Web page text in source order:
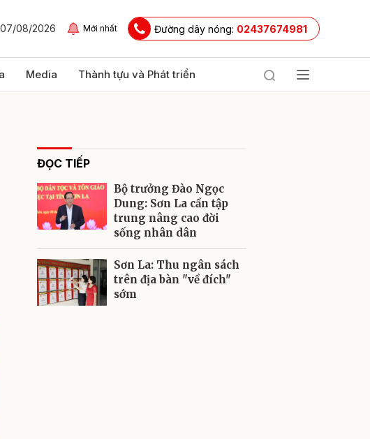
07/08/2026 Mới nhất Đường dây nóng: 02437674981
Media Thành tựu và Phát triển
ĐỌC TIẾP
Bộ trưởng Đào Ngọc
Dung: Sơn La cần tập
trung nâng cao đời
sống nhân dân
Sơn La: Thu ngân sách
trên địa bàn "về đích"
sớm
Gửi